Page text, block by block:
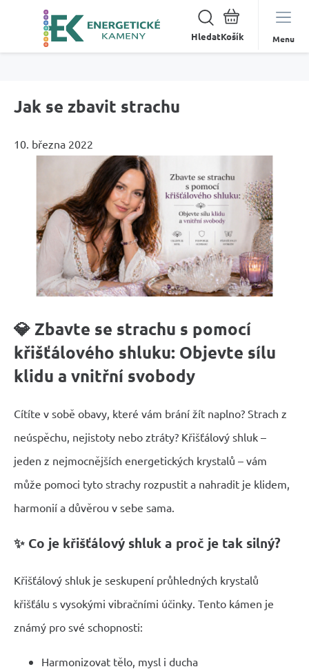
Hledat Menu
Jak se zbavit strachu
10. března 2022
💎 Zbavte se strachu s pomocí
křišťálového shluku: Objevte sílu
klidu a vnitřní svobody
Cítíte v sobě obavy, které vám brání žít naplno? Strach z
neúspěchu, nejistoty nebo ztráty? Křišťálový shluk –
jeden z nejmocnějších energetických krystalů – vám
může pomoci tyto strachy rozpustit a nahradit je klidem,
harmonií a důvěrou v sebe sama.
✨ Co je křišťálový shluk a proč je tak silný?
Křišťálový shluk je seskupení průhledných krystalů
křišťálu s vysokými vibračními účinky. Tento kámen je
známý pro své schopnosti:
Harmonizovat tělo, mysl i ducha